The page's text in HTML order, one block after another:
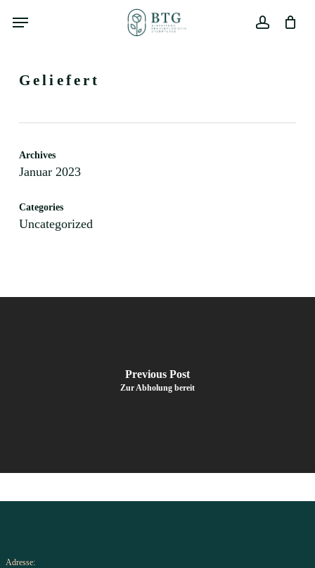
account
Menu
Close
Geliefert
Archives
Januar 2023
Categories
Uncategorized
Previous Post
Zur Abholung bereit
Adresse: